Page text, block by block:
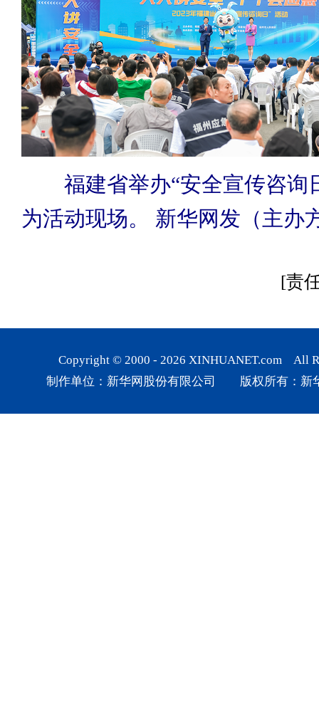
福建省举办“安全宣传咨询
为活动现场。 新华网发（主办
[责
Copyright © 2000 - 2026 XINHUANET.com All
制作单位：新华网股份有限公司 版权所有：新